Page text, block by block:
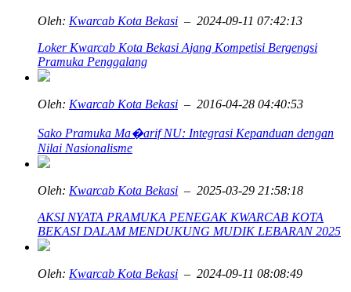
Oleh: Kwarcab Kota Bekasi – 2024-09-11 07:42:13
Loker Kwarcab Kota Bekasi Ajang Kompetisi Bergengsi
Pramuka Penggalang
Oleh: Kwarcab Kota Bekasi – 2016-04-28 04:40:53
Sako Pramuka Ma�arif NU: Integrasi Kepanduan dengan
Nilai Nasionalisme
Oleh: Kwarcab Kota Bekasi – 2025-03-29 21:58:18
AKSI NYATA PRAMUKA PENEGAK KWARCAB KOTA
BEKASI DALAM MENDUKUNG MUDIK LEBARAN 2025
Oleh: Kwarcab Kota Bekasi – 2024-09-11 08:08:49